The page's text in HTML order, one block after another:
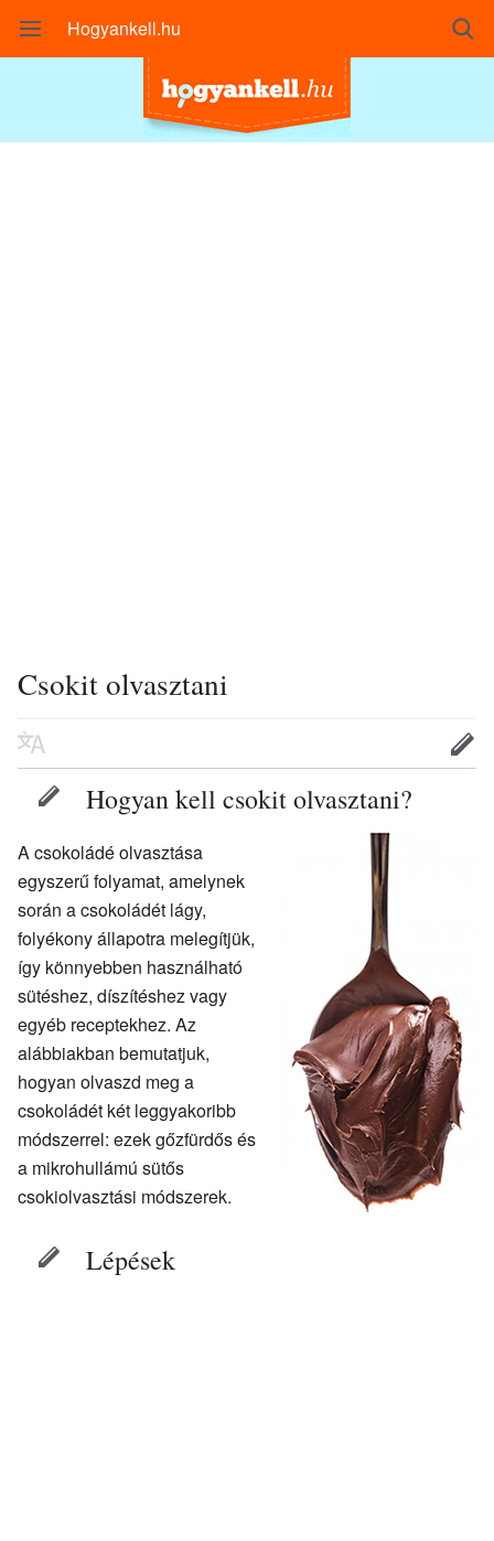
Hogyankell.hu
Csokit olvasztani
Hogyan kell csokit olvasztani?
A csokoládé olvasztása
egyszerű folyamat, amelynek
során a csokoládét lágy,
folyékony állapotra melegítjük,
így könnyebben használható
sütéshez, díszítéshez vagy
egyéb receptekhez. Az
alábbiakban bemutatjuk,
hogyan olvaszd meg a
csokoládét két leggyakoribb
módszerrel: ezek gőzfürdős és
a mikrohullámú sütős
csokiolvasztási módszerek.
Lépések